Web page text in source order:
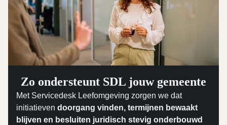
Zo ondersteunt SDL jouw gemeente
Met Servicedesk Leefomgeving zorgen we dat
initiatieven doorgang vinden, termijnen bewaakt
blijven en besluiten juridisch stevig onderbouwd